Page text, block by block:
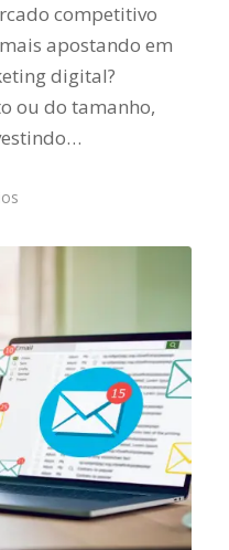
competitivo
apostando em
digital?
ou do tamanho,